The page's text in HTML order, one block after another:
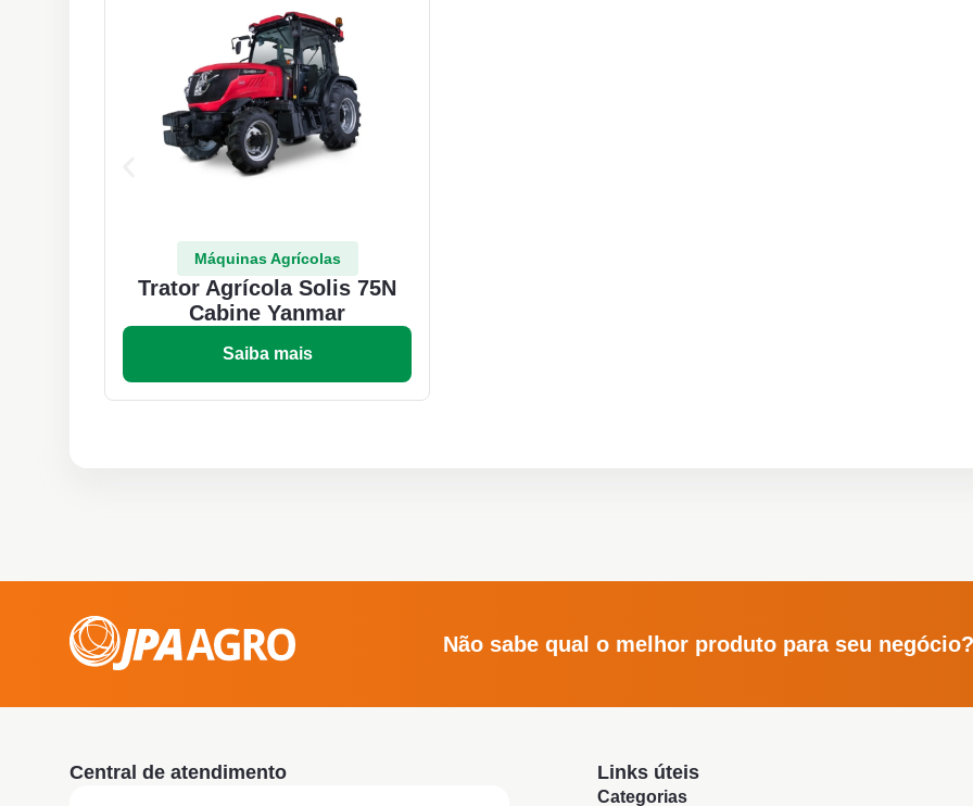
Máquinas Agrícolas
Trator Agrícola Solis 75N
Cabine Yanmar
Saiba mais
Não sabe qual o melhor produto para seu negócio?
Central de atendimento Links úteis
Categorias